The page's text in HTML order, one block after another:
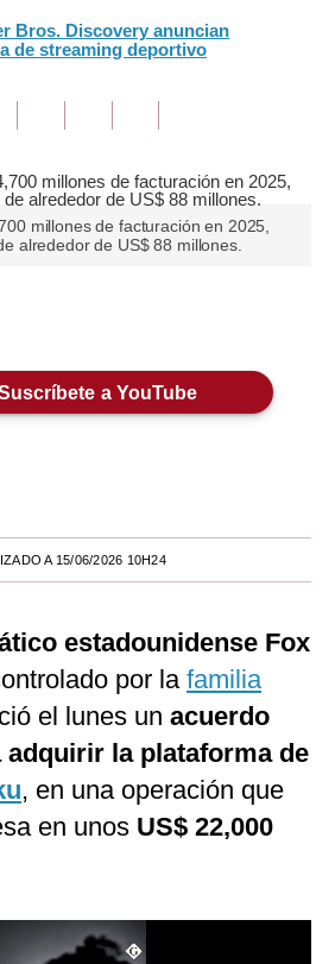
Bros. Discovery anuncian
de streaming deportivo
millones de facturación en 2025,
alrededor de US$ 88 millones.
a YouTube
A 15/06/2026 10H24
estadounidense Fox
por la familia
el lunes un acuerdo
la plataforma de
, en una operación que
en unos US$ 22,000